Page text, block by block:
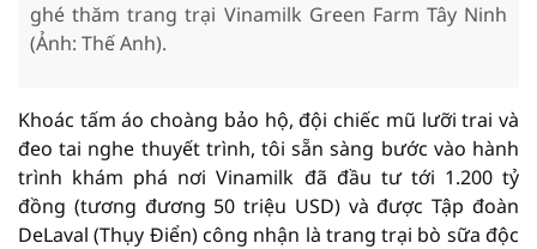
ghé thăm trang trại Vinamilk Green Farm Tây Ninh
(Ảnh: Thế Anh).
Khoác tấm áo choàng bảo hộ, đội chiếc mũ lưỡi trai và
đeo tai nghe thuyết trình, tôi sẵn sàng bước vào hành
trình khám phá nơi Vinamilk đã đầu tư tới 1.200 tỷ
đồng (tương đương 50 triệu USD) và được Tập đoàn
DeLaval (Thụy Điển) công nhận là trang trại bò sữa độc